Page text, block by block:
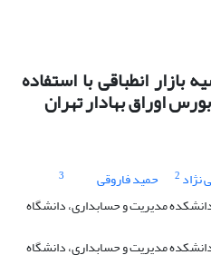
انطباقی با استفاده
اوراق بهادار تهران
نژاد 2 حمید فاروقی
3
مدیریت و حسابداری، دانشگاه
مدیریت و حسابداری، دانشگاه